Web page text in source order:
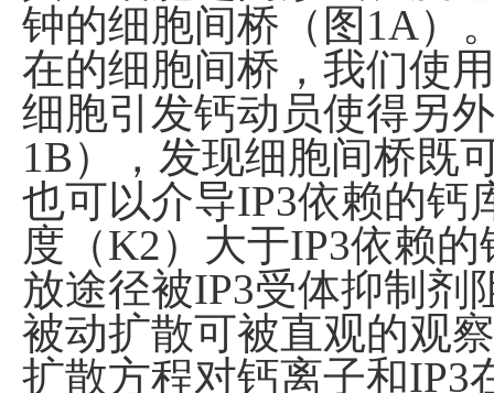
钟的细胞间桥（图 1A）
在的细胞间桥，我们使
细胞引发钙动员使得另
1B），发现细胞间桥既
也可以介导IP3依赖的钙
度（K2）大于IP3依赖的
放途径被IP3受体抑制剂
被动扩散可被直观的观
扩散方程对钙离子和IP3